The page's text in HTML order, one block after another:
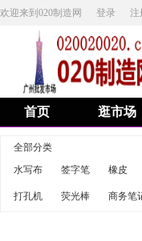
欢迎来到020制造网 登录 注
首页 逛市场
全部分类
水写布
签字笔 橡皮
打孔机 荧光棒 商务笔